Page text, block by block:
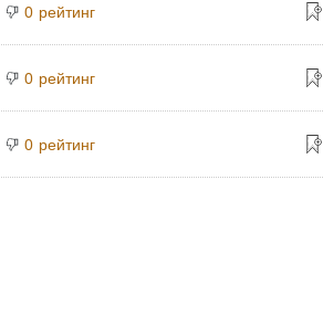
0 рейтинг
0 рейтинг
0 рейтинг